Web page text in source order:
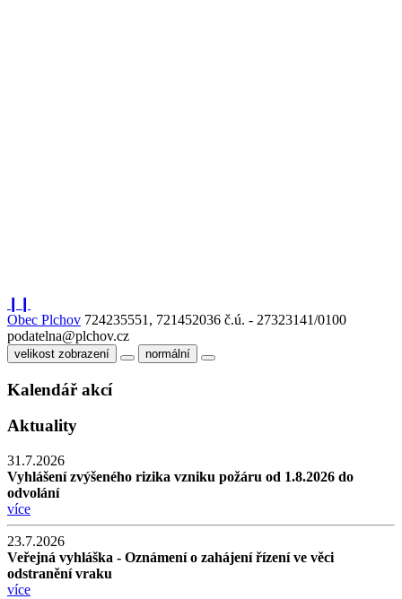
Obec Plchov 724235551, 721452036 č.ú. - 27323141/0100
podatelna@plchov.cz
velikost zobrazení normální
Kalendář akcí
Aktuality
31.7.2026
Vyhlášení zvýšeného rizika vzniku požáru od 1.8.2026 do
odvolání
více
23.7.2026
Veřejná vyhláška - Oznámení o zahájení řízení ve věci
odstranění vraku
více